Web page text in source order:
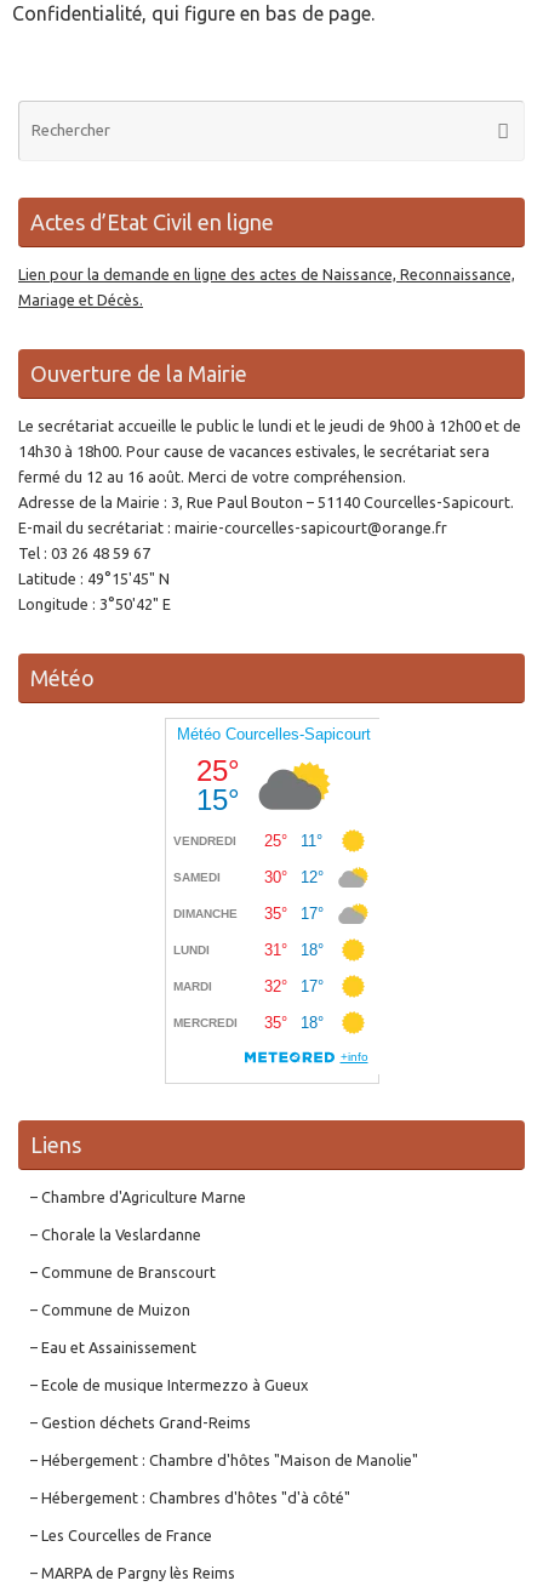
Confidentialité, qui figure en bas de page.
Actes d’Etat Civil en ligne
Lien pour la demande en ligne des actes de Naissance, Reconnaissance,
Mariage et Décès.
Ouverture de la Mairie
Le secrétariat accueille le public le lundi et le jeudi de 9h00 à 12h00 et de
14h30 à 18h00. Pour cause de vacances estivales, le secrétariat sera
fermé du 12 au 16 août. Merci de votre compréhension.
Adresse de la Mairie : 3, Rue Paul Bouton – 51140 Courcelles-Sapicourt.
E-mail du secrétariat : mairie-courcelles-sapicourt@orange.fr
Tel : 03 26 48 59 67
Latitude : 49°15'45" N
Longitude : 3°50'42" E
Météo
Liens
– Chambre d'Agriculture Marne
– Chorale la Veslardanne
– Commune de Branscourt
– Commune de Muizon
– Eau et Assainissement
– Ecole de musique Intermezzo à Gueux
– Gestion déchets Grand-Reims
– Hébergement : Chambre d'hôtes "Maison de Manolie"
– Hébergement : Chambres d'hôtes "d'à côté"
– Les Courcelles de France
– MARPA de Pargny lès Reims